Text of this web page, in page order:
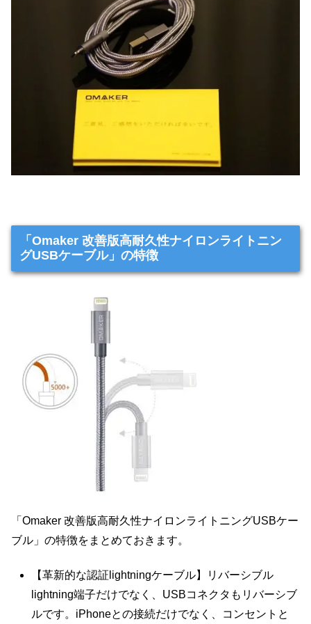
「Omaker 改善版高耐久性ナイロンライトニン
グUSBケーブル」の特徴
「Omaker 改善版高耐久性ナイロンライトニングUSBケー
ブル」の特徴をまとめておきます。
【革新的な認証lightningケーブル】リバーシブル
lightning端子だけでなく、USBコネクタもリバーシブ
ルです。iPhoneとの接続だけでなく、コンセントと